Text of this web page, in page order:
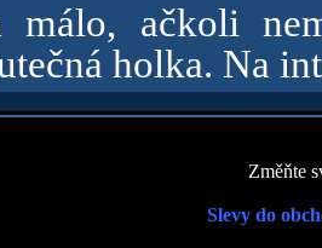
málo, ačkoli
holka. Na
Změňte
Slevy do